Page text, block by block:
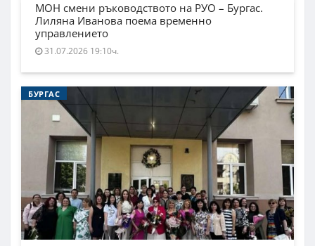
МОН смени ръководството на РУО – Бургас.
Лиляна Иванова поема временно
управлението
31.07.2026 19:10ч.
БУРГАС